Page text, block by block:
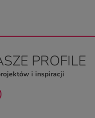
PROFILE
i inspiracji